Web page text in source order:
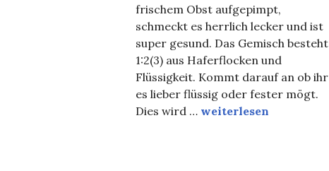
frischem Obst aufgepimpt,
schmeckt es herrlich lecker und ist
super gesund. Das Gemisch besteht
1:2(3) aus Haferflocken und
Flüssigkeit. Kommt darauf an ob ihr
es lieber flüssig oder fester mögt.
Dies wird … Overnight Oats
weiterlesen